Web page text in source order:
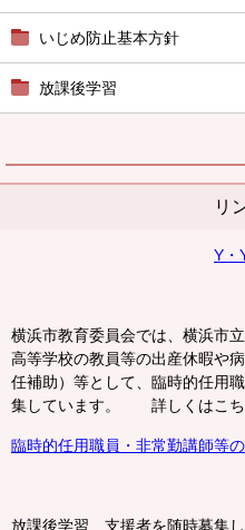
いじめ防止基本方針
放課後学習
リ
Y・
横浜市教育委員会では、横浜市
高等学校の教員等の出産休暇や
任補助）等として、臨時的任用
集しています。 詳しくはこち
臨時的任用職員・非常勤講師等
放課後学習 支援者を随時募集し